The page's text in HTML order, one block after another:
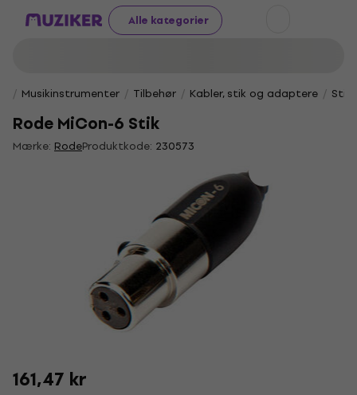
Alle kategorier
Musikinstrumenter Tilbehør Kabler, stik og adaptere
Rode MiCon-6 Stik
Mærke: RodeProduktkode: 230573
161,47 kr